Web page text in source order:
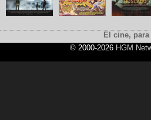
El cine,
© 2000-2026 HGM